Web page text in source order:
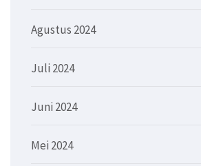
Agustus 2024
Juli 2024
Juni 2024
Mei 2024